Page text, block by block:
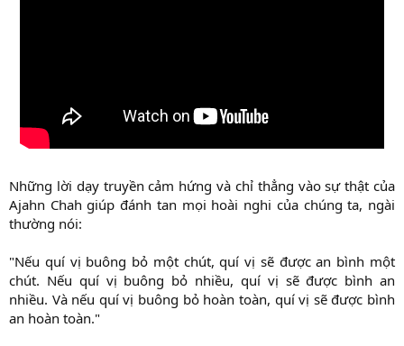
Những lời dạy truyền cảm hứng và chỉ thẳng vào sự thật của
Ajahn Chah giúp đánh tan mọi hoài nghi của chúng ta, ngài
thường nói:
"Nếu quí vị buông bỏ một chút, quí vị sẽ được an bình một
chút. Nếu quí vị buông bỏ nhiều, quí vị sẽ được bình an
nhiều. Và nếu quí vị buông bỏ hoàn toàn, quí vị sẽ được bình
an hoàn toàn."